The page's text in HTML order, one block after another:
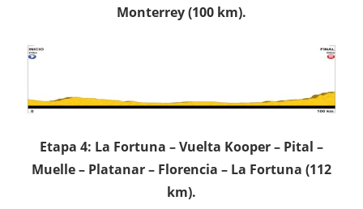
Monterrey (100 km).
Etapa 4: La Fortuna – Vuelta Kooper – Pital –
Muelle – Platanar – Florencia – La Fortuna (112
km).